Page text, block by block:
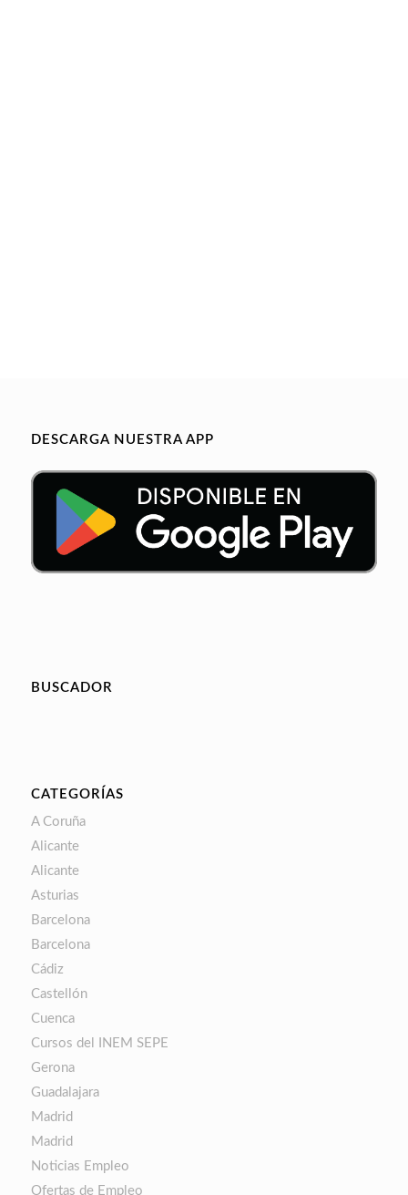
DESCARGA NUESTRA APP
BUSCADOR
CATEGORÍAS
A Coruña
Alicante
Alicante
Asturias
Barcelona
Barcelona
Cádiz
Castellón
Cuenca
Cursos del INEM SEPE
Gerona
Guadalajara
Madrid
Madrid
Noticias Empleo
Ofertas de Empleo